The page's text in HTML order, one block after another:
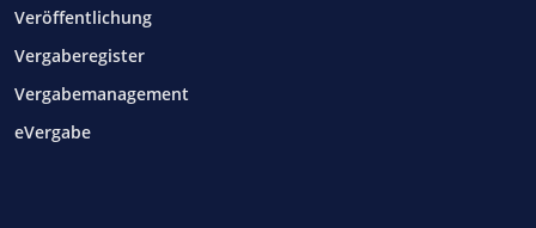
Veröffentlichung
Vergaberegister
Vergabemanagement
eVergabe